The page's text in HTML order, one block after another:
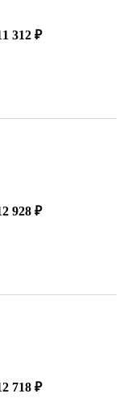
312 ₽
928 ₽
718 ₽